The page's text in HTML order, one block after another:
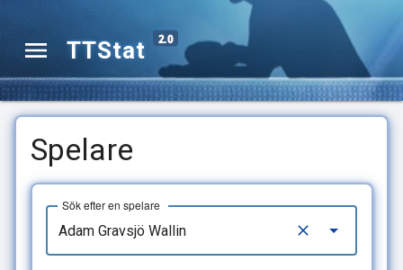
TTStat 2.0
Spelare
Sök efter en spelare